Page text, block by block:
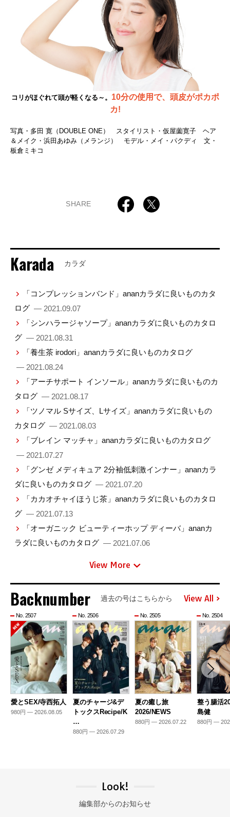
コリがほぐれて頭が軽くなる～。 10分の使用で、頭皮がポカポ
カ!
写真・多田 寛（DOUBLE ONE） スタイリスト・仮屋薗寛子 ヘア
＆メイク・浜田あゆみ（メランジ） モデル・メイ・パクディ 文・
板倉ミキコ
SHARE
Karada カラダ
「コンプレッションバンド」ananカラダに良いものカタ
ログ — 2021.09.07
「シンハラージャソープ」ananカラダに良いものカタロ
グ — 2021.08.31
「養生茶 irodori」ananカラダに良いものカタログ
— 2021.08.24
「アーチサポート インソール」ananカラダに良いものカ
タログ — 2021.08.17
「ツノマル Sサイズ、Lサイズ」ananカラダに良いもの
カタログ — 2021.08.03
「ブレイン マッチャ」ananカラダに良いものカタログ
— 2021.07.27
「グンゼ メディキュア 2分袖低刺激インナー」ananカラ
ダに良いものカタログ — 2021.07.20
「カカオチャイほうじ茶」ananカラダに良いものカタロ
グ — 2021.07.13
「オーガニック ビューティーホップ ディーバ」ananカ
ラダに良いものカタログ — 2021.07.06
View More
Backnumber 過去の号はこちらから View All
No. 2507
愛とSEX/寺西拓人
980円 — 2026.08.05
No. 2506
夏のチャージ&デ
トックスRecipe/K
…
880円 — 2026.07.29
No. 2505
夏の癒し旅
2026/NEWS
880円 — 2026.07.22
No. 2504
整う腸活
島健
880円 —
Look!
編集部からのお知らせ